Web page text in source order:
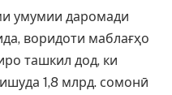
умумии даромади
воридоти маблағҳо
ташкил дод, ки
1,8 млрд. сомонӣ